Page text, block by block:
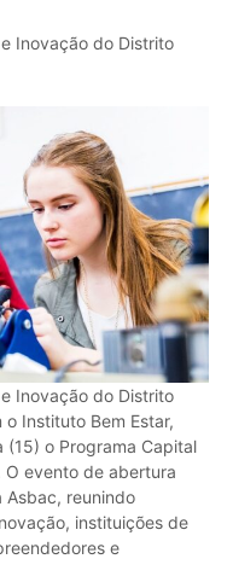
Inovação do Distrito
Inovação do Distrito
Instituto Bem Estar,
o Programa Capital
O evento de abertura
Asbac, reunindo
instituições de
e